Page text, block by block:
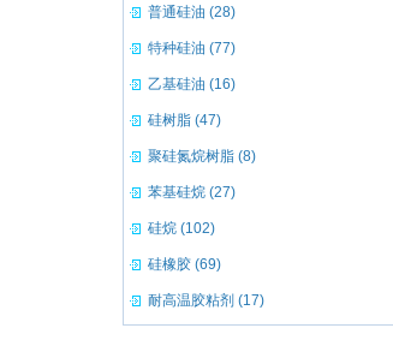
普通硅油 (28)
特种硅油 (77)
乙基硅油 (16)
硅树脂 (47)
聚硅氮烷树脂 (8)
苯基硅烷 (27)
硅烷 (102)
硅橡胶 (69)
耐高温胶粘剂 (17)